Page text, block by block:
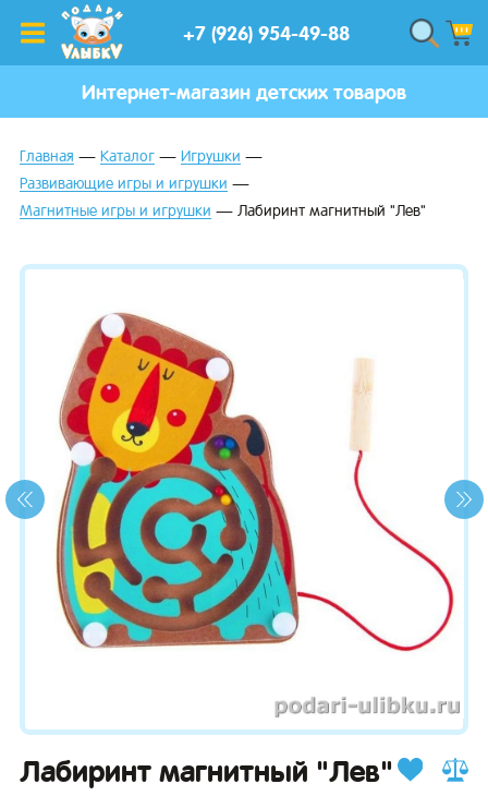
+7 (926) 954-49-88
Интернет-магазин детских товаров
Главная Каталог
Игрушки
Развивающие игры и игрушки
Магнитные игры и игрушки
Лабиринт магнитный "Лев"
Лабиринт магнитный "Лев"